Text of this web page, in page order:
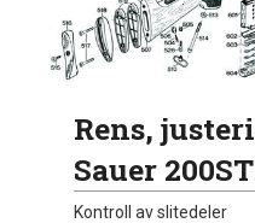
Rens,
Sauer
Kontroll av slitedeler